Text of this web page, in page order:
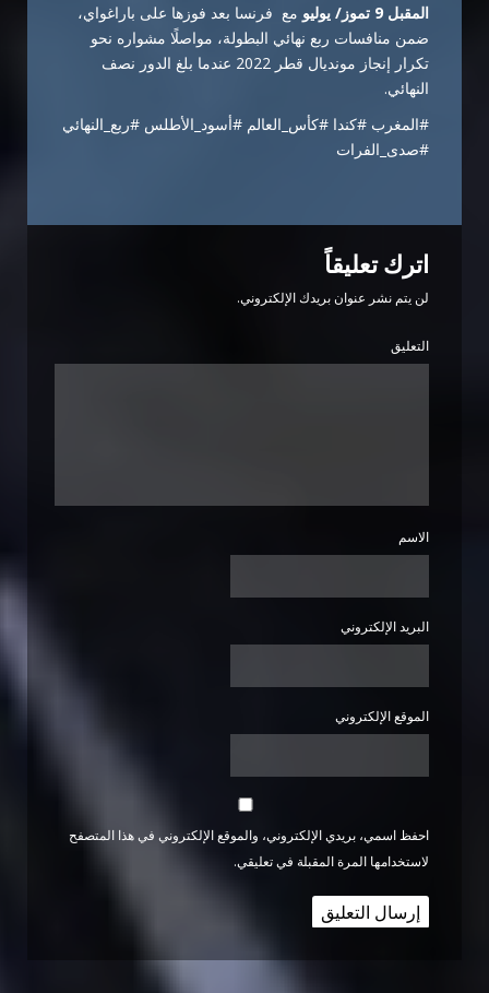
المقبل 9 تموز/ يوليو
مع فرنسا بعد فوزها على باراغواي،
ضمن منافسات ربع نهائي البطولة، مواصلًا مشواره نحو
تكرار إنجاز مونديال قطر 2022 عندما بلغ الدور نصف
النهائي.
#المغرب #كندا #كأس_العالم #أسود_الأطلس #ربع_النهائي
#صدى_الفرات
اترك تعليقاً
لن يتم نشر عنوان بريدك الإلكتروني.
التعليق
الاسم
البريد الإلكتروني
الموقع الإلكتروني
احفظ اسمي، بريدي الإلكتروني، والموقع الإلكتروني في هذا المتصفح
لاستخدامها المرة المقبلة في تعليقي.